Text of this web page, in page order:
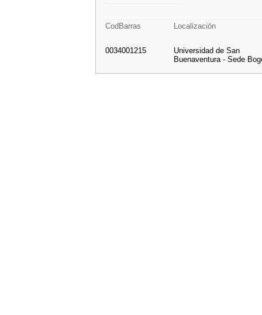
CodBarras Localización
0034001215
Universidad de San
Buenaventura - Sede